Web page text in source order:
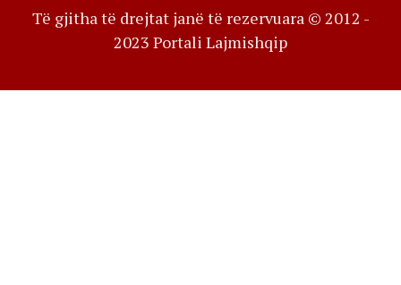
Të gjitha të drejtat janë të rezervuara © 2012 -
2023 Portali Lajmishqip